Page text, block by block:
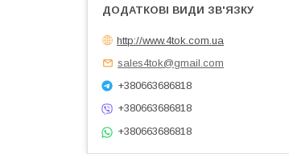
http://www.4tok.com.ua
sales4tok@gmail.com
+380663686818
+380663686818
+380663686818